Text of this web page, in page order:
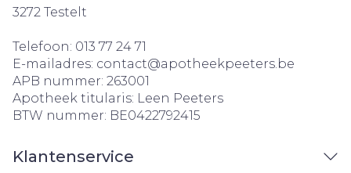
3272 Testelt
Telefoon: 013 77 24 71
E-mailadres: contact@apotheekpeeters.be
APB nummer: 263001
Apotheek titularis: Leen Peeters
BTW nummer: BE0422792415
Klantenservice